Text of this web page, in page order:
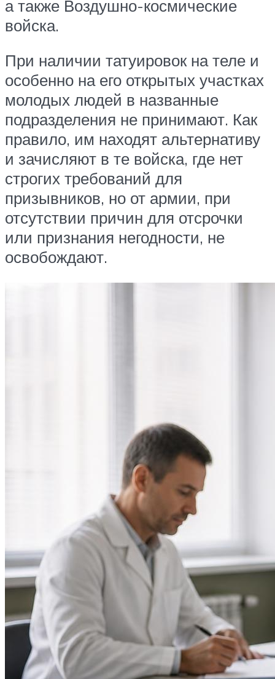
а также Воздушно-космические
войска.
При наличии татуировок на теле и
особенно на его открытых участках
молодых людей в названные
подразделения не принимают. Как
правило, им находят альтернативу
и зачисляют в те войска, где нет
строгих требований для
призывников, но от армии, при
отсутствии причин для отсрочки
или признания негодности, не
освобождают.